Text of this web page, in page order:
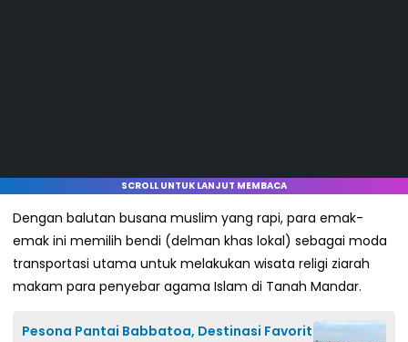
SCROLL UNTUK LANJUT MEMBACA
Dengan balutan busana muslim yang rapi, para emak-
emak ini memilih bendi (delman khas lokal) sebagai moda
transportasi utama untuk melakukan wisata religi ziarah
makam para penyebar agama Islam di Tanah Mandar.
Pesona Pantai Babbatoa, Destinasi Favorit